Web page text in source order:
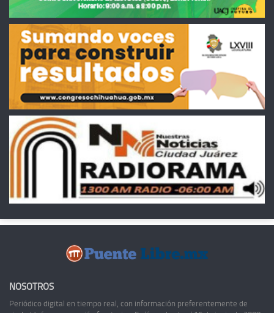
NOSOTROS
Periódico digital en tiempo real, con información preferentemente de